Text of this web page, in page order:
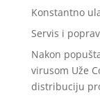
Konstantno
Servis i
Nakon
virusom Uže
distribuciju